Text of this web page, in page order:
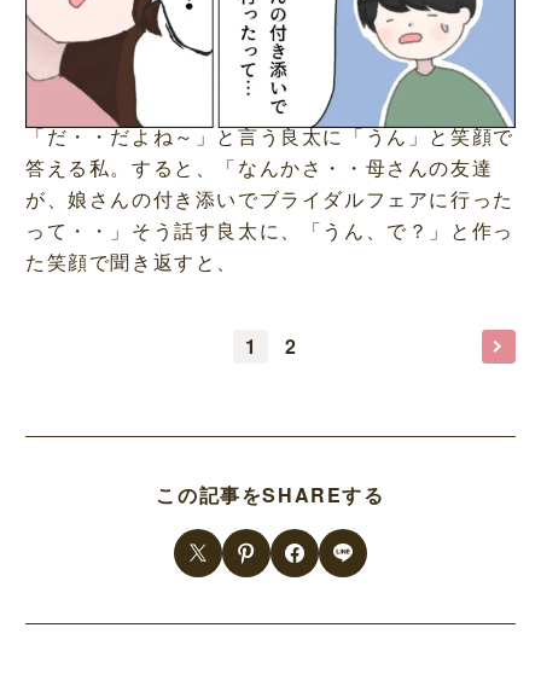
「だ・・だよね～」と言う良太に「うん」と笑顔で
答える私。すると、「なんかさ・・母さんの友達
が、娘さんの付き添いでブライダルフェアに行った
って・・」そう話す良太に、「うん、で？」と作っ
た笑顔で聞き返すと、
1 2
この記事をSHAREする